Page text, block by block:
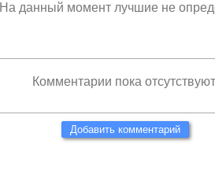
На данный момент лучшие не
Комментарии пока
Добавить комментарий